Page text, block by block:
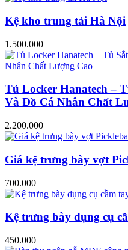
Kệ kho trung tải Hà Nội
1.500.000
Tủ Locker Hanatech –
Và Đồ Cá Nhân Chất
2.200.000
Giá kệ trưng bày vợt
700.000
Kệ trưng bày dụng cụ
450.000